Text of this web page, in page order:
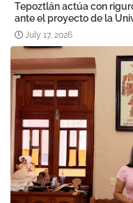
Tepoztlán actúa con
ante el proyecto de la
July 17, 2026